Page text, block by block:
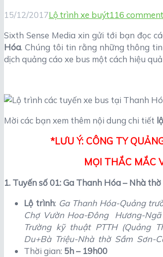
15/12/2017Lộ trình xe buýt116
Sixth Sense Media xin gửi tới bạn đọc
Hóa. Chúng tôi tin rằng những thông
dịch quảng cáo xe bus một cách hiệu
Mời các bạn xem thêm nội dung chi tiết
*LƯU Ý: CÔNG TY
MỌI THẮC MẮC
1. Tuyến số 01: Ga Thanh Hóa – Nhà
Lộ trình: Ga Thanh Hóa-Quảng
Chợ Vườn Hoa-Đông Hương-
Trường kỹ thuật PTTH (Quảng
Du+Bà Triệu-Nhà thờ Sầm Sơn-
Thời gian: 5h – 19h00